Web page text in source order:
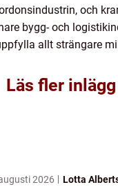
och
bygg- och
allt strängare
Läs fler
2026 Lotta